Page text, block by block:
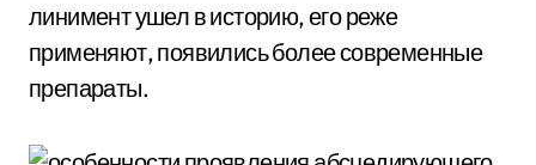
линимент ушел в историю, его реже
применяют, появились более современные
препараты.